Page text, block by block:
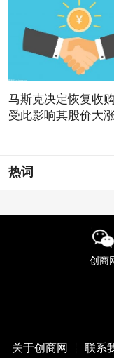
马斯克决定恢复收
受此影响其股价大
热词
创商
关于创商网 ┊ 联系